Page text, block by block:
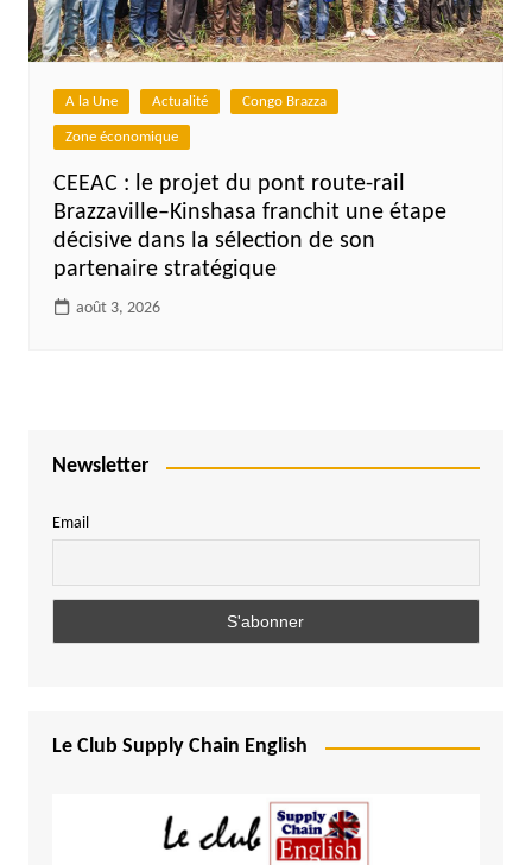
A la Une Actualité Congo Brazza
Zone économique
CEEAC : le projet du pont route-rail
Brazzaville–Kinshasa franchit une étape
décisive dans la sélection de son
partenaire stratégique
août 3, 2026
Newsletter
Email
Le Club Supply Chain English